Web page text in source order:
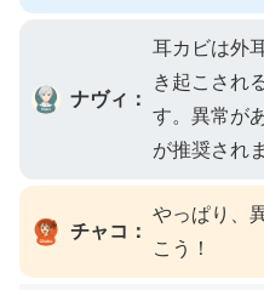
ナヴィ：
耳カビは外
き起こされ
す。異常が
が推奨され
チャコ：
やっぱり、
こう！